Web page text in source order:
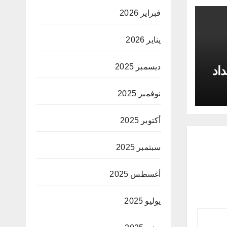
فبراير 2026
يناير 2026
ديسمبر 2025
نوفمبر 2025
أكتوبر 2025
سبتمبر 2025
أغسطس 2025
يوليو 2025